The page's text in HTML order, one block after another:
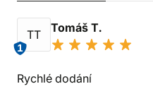
TT
1
Tomáš T.
Rychlé dodání